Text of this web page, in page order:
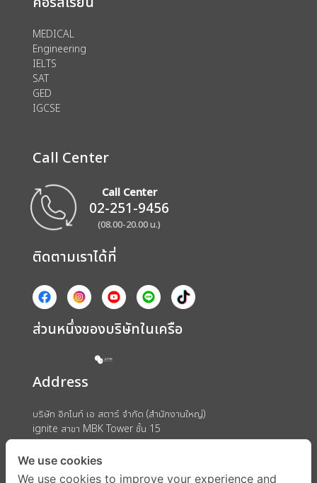
MEDICAL
Engineering
IELTS
SAT
GED
IGCSE
Call Center
Call Center
02-251-9456
(08.00-20.00 น.)
ติดตามเราได้ที่
ส่วนหนึ่งของบริษัทในเครือ
Address
บริษัท อิกไนท์ เอ สตาร์ จำกัด (สำนักงานใหญ่)
ignite สาขา MBK Tower ชั้น 15
ถนนพญาไท แขวงวังใหม่ เขตปทุมวัน กรุงเทพมหานคร 10330
We use cookies
We use cookies to improve your experience and